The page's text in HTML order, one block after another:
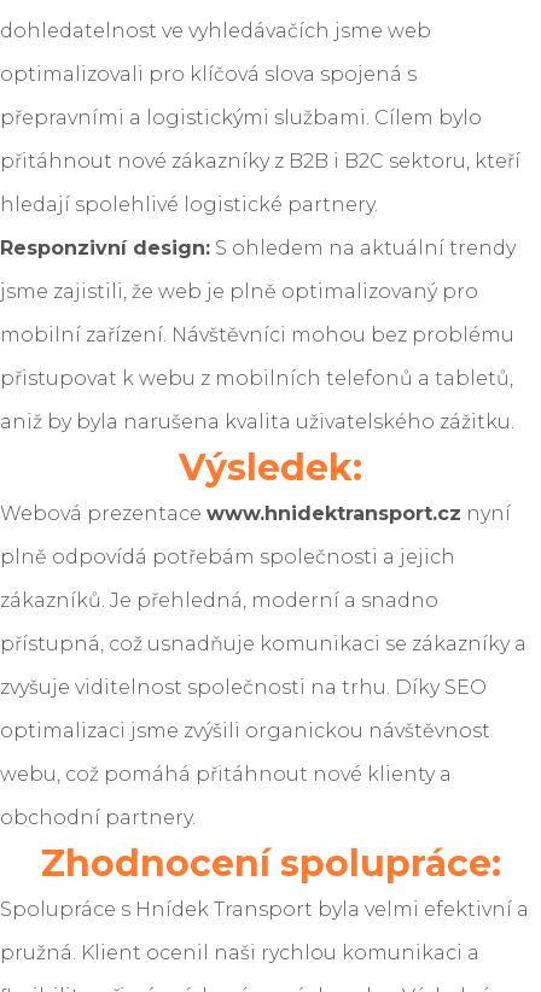
dohledatelnost ve vyhledávačích jsme web
optimalizovali pro klíčová slova spojená s
přepravními a logistickými službami. Cílem bylo
přitáhnout nové zákazníky z B2B i B2C sektoru, kteří
hledají spolehlivé logistické partnery.
Responzivní design: S ohledem na aktuální trendy
jsme zajistili, že web je plně optimalizovaný pro
mobilní zařízení. Návštěvníci mohou bez problému
přistupovat k webu z mobilních telefonů a tabletů,
aniž by byla narušena kvalita uživatelského zážitku.
Výsledek:
Webová prezentace www.hnidektransport.cz nyní
plně odpovídá potřebám společnosti a jejich
zákazníků. Je přehledná, moderní a snadno
přístupná, což usnadňuje komunikaci se zákazníky a
zvyšuje viditelnost společnosti na trhu. Díky SEO
optimalizaci jsme zvýšili organickou návštěvnost
webu, což pomáhá přitáhnout nové klienty a
obchodní partnery.
Zhodnocení spolupráce:
Spolupráce s Hnídek Transport byla velmi efektivní a
pružná. Klient ocenil naši rychlou komunikaci a